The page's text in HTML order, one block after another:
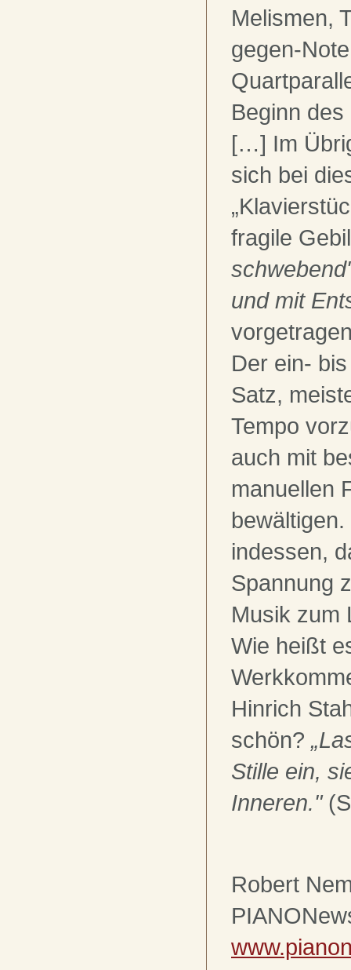
Melismen,
gegen-
Beginn
[…] Im
sich bei
fragile
und mit
Der ein-
Satz,
Tempo
auch mit
manuellen
indessen,
Spannung
Musik zum
Wie heißt
Hinrich
schön?
Stille ein,
Inneren."
Robert